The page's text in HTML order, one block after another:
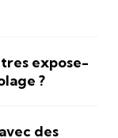
expose-
?
des